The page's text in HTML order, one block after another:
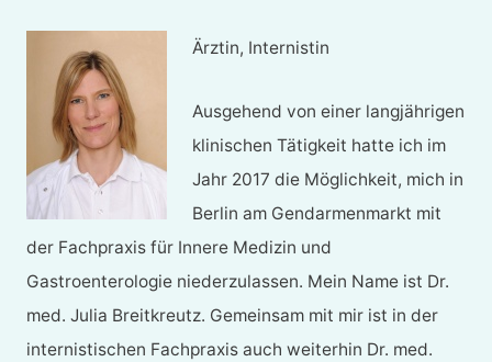
Ärztin, Internistin
Ausgehend von einer langjährigen
klinischen Tätigkeit hatte ich im
Jahr 2017 die Möglichkeit, mich in
Berlin am Gendarmenmarkt mit
der Fachpraxis für Innere Medizin und
Gastroenterologie niederzulassen. Mein Name ist Dr.
med. Julia Breitkreutz. Gemeinsam mit mir ist in der
internistischen Fachpraxis auch weiterhin Dr. med.